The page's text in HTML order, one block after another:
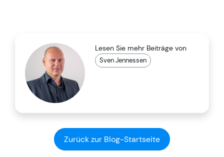
Lesen Sie mehr Beiträge von
Sven Jennessen
Zurück zur Blog-Startseite